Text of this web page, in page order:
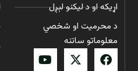
اړیکه او د لیکنو لېږل
د محرمیت او شخصي
معلوماتو ساتنه